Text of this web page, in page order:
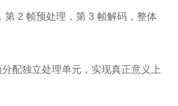
第 2 帧预处理，第 3 帧解码，整体
配独立处理单元，实现真正意义上